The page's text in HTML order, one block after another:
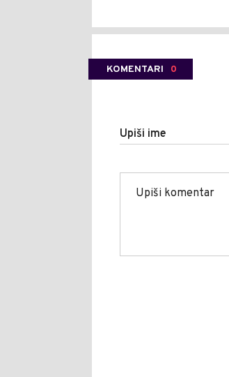
KOMENTARI 0
Upiši ime